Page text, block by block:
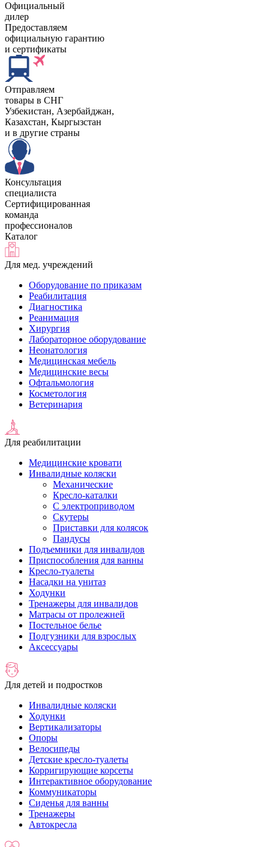
Официальный
дилер
Предоставляем
официальную гарантию
и сертификаты
Отправляем
товары в СНГ
Узбекистан, Aзербайджан,
Казахстан, Кыргызстан
и в другие страны
Консультация
специалиста
Сертифицированная
команда
профессионалов
Каталог
Для мед. учреждений
Оборудование по приказам
Реабилитация
Диагностика
Реанимация
Хирургия
Лабораторное оборудование
Неонатология
Медицинская мебель
Медицинские весы
Офтальмология
Косметология
Ветеринария
Для реабилитации
Медицинские кровати
Инвалидные коляски
Механические
Кресло-каталки
С электроприводом
Скутеры
Приставки для колясок
Пандусы
Подъемники для инвалидов
Приспособления для ванны
Кресло-туалеты
Насадки на унитаз
Ходунки
Тренажеры для инвалидов
Матрасы от пролежней
Постельное белье
Подгузники для взрослых
Аксессуары
Для детей и подростков
Инвалидные коляски
Ходунки
Вертикализаторы
Опоры
Велосипеды
Детские кресло-туалеты
Корригирующие корсеты
Интерактивное оборудование
Коммуникаторы
Сиденья для ванны
Тренажеры
Автокресла